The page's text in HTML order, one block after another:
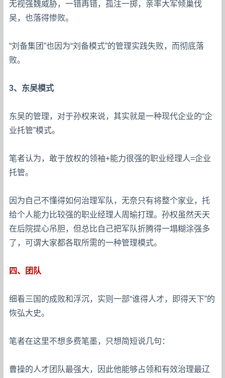
无视强魏威胁，一错再错，孤注一掷，亲率大军倾巢伐
吴，也落得惨败。
“刘备集团”也因为“刘备模式”的管理实践失败，而彻底落
败。
3、东吴模式
东吴的管理，对于孙权来说，其实就是一种现代企业的“企
业托管”模式。
笔者认为，敢于放权的领袖+能力很强的职业经理人=企业
托管。
因为自己不懂得如何治理军队，无奈只有将整个家业，托
给个人能力比较强的职业经理人周瑜打理。孙权虽然天天
在后院提心吊胆，但总比自己把军队折腾得一塌糊涂强多
了，可谓大家都各取所需的一种管理模式。
四、团队
细看三国的成败和浮沉，实则一部“谁得人才，即得天下”的
恢弘大史。
笔者在这里不想多费笔墨，只想简短说几句：
曹操的人才团队最强大，因此他能够占领和有效治理最辽